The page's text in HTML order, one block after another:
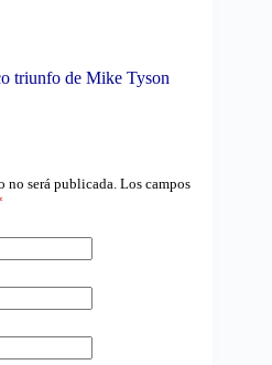
triunfo de Mike Tyson
no será publicada. Los campos